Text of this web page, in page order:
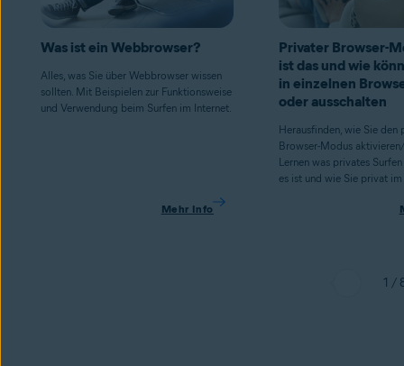
Was ist ein Webbrowser?
Alles, was Sie über Webbrowser wissen
sollten. Mit Beispielen zur Funktionsweise
und Verwendung beim Surfen im Internet.
Mehr Info
Privater Browser-
ist das und wie
in einzelnen
oder ausschalten
Herausfinden, wie Sie den
Browser-Modus
Lernen was privates
es ist und wie Sie privat
1 /